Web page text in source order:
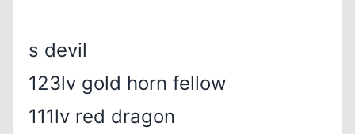
s devil
123lv gold horn fellow
111lv red dragon